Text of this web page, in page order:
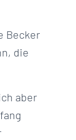
Becker
die
aber